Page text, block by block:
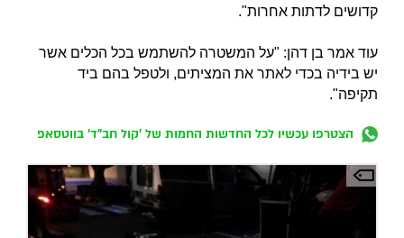
קדושים לדתות אחרות".
עוד אמר בן דהן: "על המשטרה להשתמש בכל הכלים אשר
יש בידיה בכדי לאתר את המציתים, ולטפל בהם ביד
תקיפה".
הצטרפו עכשיו לכל החדשות החמות של 'קול חב"ד' בווטסאפ